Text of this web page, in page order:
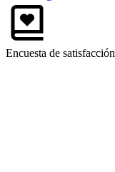
Encuesta de satisfacción